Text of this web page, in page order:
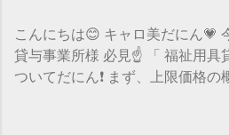
windows-10-バー
する可能性があり
で！ バイバイだ
もあってどれにし
して、うさぎのフ
した🙌 想像
形の形が多いので
こんにちは😊 キャロ美だにん💗
貸与事業所様 必見☝ 「 福祉用具
ついてだにん❗ まず、上限価格
決めた 単位数を超えて請求す